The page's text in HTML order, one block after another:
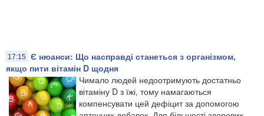
17:15
Є нюанси: Що насправді станеться з організмом,
якщо пити вітамін D щодня
Чимало людей недоотримують достатньо
вітаміну D з їжі, тому намагаються
компенсувати цей дефіцит за допомогою